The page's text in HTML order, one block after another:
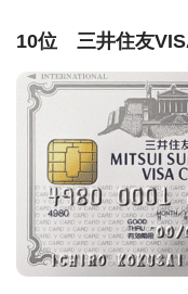
10位 三井住友